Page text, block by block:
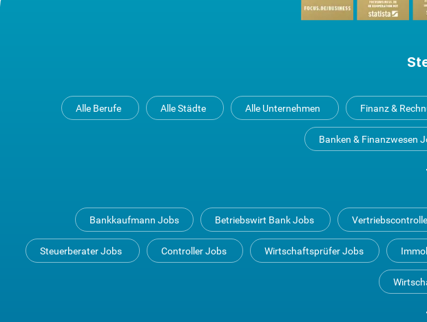
Alle Berufe Alle Städte Alle Unternehmen Finanz &
Banken & Finanzwesen
Bankkaufmann Jobs Betriebswirt Bank Jobs
Steuerberater Jobs Controller Jobs Wirtschaftsprüfer Jobs